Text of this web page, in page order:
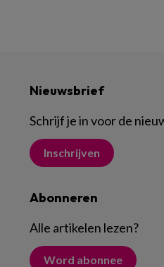
Nieuwsbrief
Schrijf je in voor de
Inschrijven
Abonneren
Alle artikelen lezen?
Word abonnee